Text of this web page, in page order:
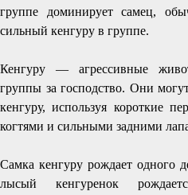
группе доминирует самец,
сильный кенгуру в группе.
Кенгуру — агрессивные
группы за господство. Они
кенгуру, используя короткие
когтями и сильными задними
Самка кенгуру рождает одного
лысый кенгуренок